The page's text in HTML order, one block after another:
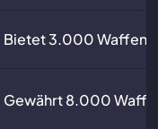
Bietet 3.000 Waffen-
Gewährt 8.000